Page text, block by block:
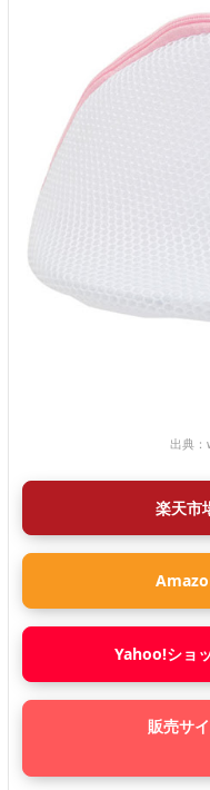
出典：
楽天市
Yahoo!ショ
販売サ